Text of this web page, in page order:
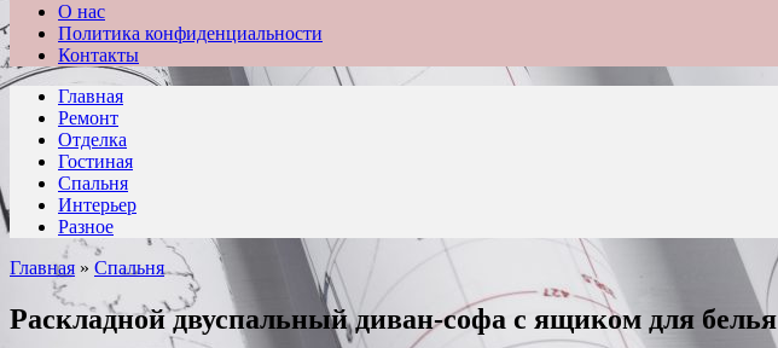
О нас
Политика конфиденциальности
Контакты
Главная
Ремонт
Отделка
Гостиная
Спальня
Интерьер
Разное
Главная » Спальня
Раскладной двуспальный диван-софа с ящиком для белья